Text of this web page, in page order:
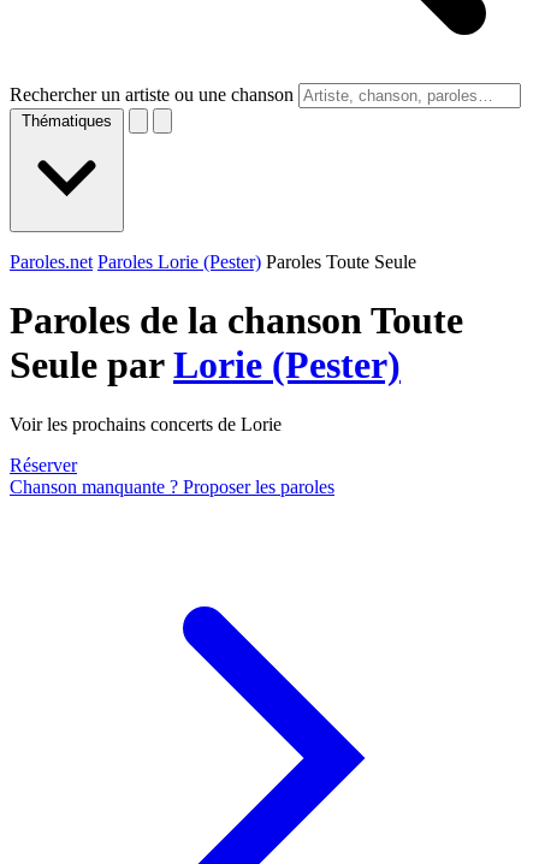
Rechercher un artiste ou une chanson
Thématiques
Paroles.net Paroles Lorie (Pester) Paroles Toute Seule
Paroles de la chanson Toute
Seule parLorie (Pester)
Voir les prochains concerts de Lorie
Réserver
Chanson manquante ? Proposer les paroles